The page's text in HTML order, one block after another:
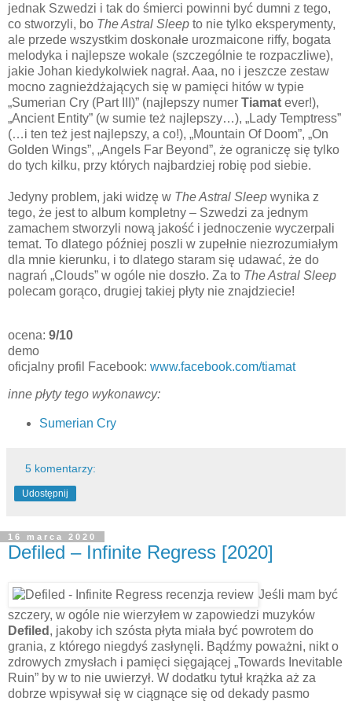
jednak Szwedzi i tak do śmierci powinni być dumni z tego,
co stworzyli, bo The Astral Sleep to nie tylko eksperymenty,
ale przede wszystkim doskonałe urozmaicone riffy, bogata
melodyka i najlepsze wokale (szczególnie te rozpaczliwe),
jakie Johan kiedykolwiek nagrał. Aaa, no i jeszcze zestaw
mocno zagnieżdżających się w pamięci hitów w typie
„Sumerian Cry (Part III)” (najlepszy numer Tiamat ever!),
„Ancient Entity” (w sumie też najlepszy…), „Lady Temptress”
(…i ten też jest najlepszy, a co!), „Mountain Of Doom”, „On
Golden Wings”, „Angels Far Beyond”, że ograniczę się tylko
do tych kilku, przy których najbardziej robię pod siebie.
Jedyny problem, jaki widzę w The Astral Sleep wynika z
tego, że jest to album kompletny – Szwedzi za jednym
zamachem stworzyli nową jakość i jednoczenie wyczerpali
temat. To dlatego później poszli w zupełnie niezrozumiałym
dla mnie kierunku, i to dlatego staram się udawać, że do
nagrań „Clouds” w ogóle nie doszło. Za to The Astral Sleep
polecam gorąco, drugiej takiej płyty nie znajdziecie!
ocena: 9/10
demo
oficjalny profil Facebook: www.facebook.com/tiamat
inne płyty tego wykonawcy:
Sumerian Cry
5 komentarzy:
Udostępnij
16 marca 2020
Defiled – Infinite Regress [2020]
Jeśli mam być
szczery, w ogóle nie wierzyłem w zapowiedzi muzyków
Defiled , jakoby ich szósta płyta miała być powrotem do
grania, z którego niegdyś zasłynęli. Bądźmy poważni, nikt o
zdrowych zmysłach i pamięci sięgającej „Towards Inevitable
Ruin” by w to nie uwierzył. W dodatku tytuł krążka aż za
dobrze wpisywał się w ciągnące się od dekady pasmo